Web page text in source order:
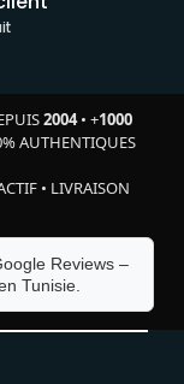
2004• +1000
AUTHENTIQUES
• LIVRAISON
Reviews –
Tunisie.